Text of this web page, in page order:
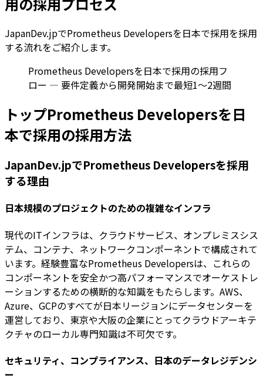
JapanDev.jpでPrometheus Developersを日本で採用を採用
する流れをご紹介します。
Prometheus Developersを日本で採用の採用フ
ロー — 要件定義から開発開始まで最短1〜2週間
トップPrometheus Developersを日
本で採用の採用方法
JapanDev.jpでPrometheus Developersを採用
する理由
日本規模のプロジェクトのための複雑なインフラ
現代のITインフラは、クラウドサービス、オンプレミスシス
テム、コンテナ、ネットワークコンポーネントで構成されて
います。経験豊富なPrometheus Developersは、これらの
コンポーネントを安全かつ高パフォーマンスでオーケストレ
ーションするための横断的な知識をもたらします。AWS、
Azure、GCPのすべてが日本リージョンにデータセンターを
運営しており、東京や大阪の企業にとってクラウドアーキテ
クチャのローカル専門知識は不可欠です。
セキュリティ、コンプライアンス、日本のデータレジデンシ
ー